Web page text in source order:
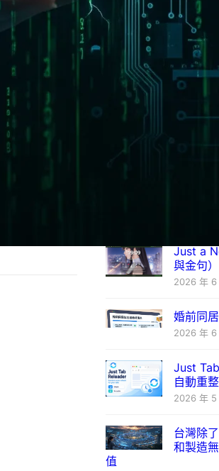
視覺化
足跡到
統」生態
2026 年
把旅行
跡、徽
2026 年
帶來全
152 穩
與跨網
Just a
與金句）
2026 年 6
婚前同
2026 年 6
Just
自動重
2026 年 5
台灣除
和製造
值